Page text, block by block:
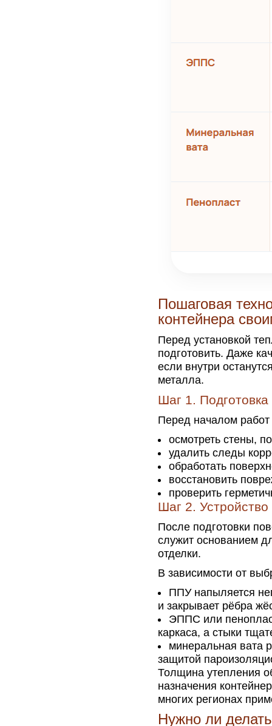
Пошаговая
контейнера
Перед установкой
подготовить. Даже
если внутри
металла.
Шаг 1. Подготовка
Перед началом
осмотреть стены,
удалить следы
обработать
восстановить
проверить
Шаг 2. Устройство
После подготовки
служит основанием
отделки.
В зависимости от
ППУ напыляется
и закрывает рёбра
ЭППС или
каркаса, а стыки
минеральная вата
защитой
Толщина утепления
назначения
многих регионах
Нужно ли